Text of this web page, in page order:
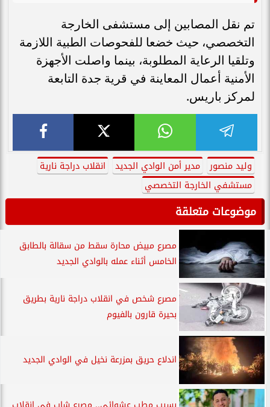
تم نقل المصابين إلى مستشفى الخارجة
التخصصي، حيث خضعا للفحوصات الطبية اللازمة
وتلقيا الرعاية المطلوبة، بينما واصلت الأجهزة
الأمنية أعمال المعاينة في قرية جدة التابعة
لمركز باريس.
وليد منصور مدير أمن الوادي الجديد
انقلاب دراجة نارية
مستشفي الخارجة التخصصي
موضوعات متعلقة
مصرع مبيض محارة سقط من سقالة بالطابق
الخامس أثناء عمله بالوادي الجديد
مصرع شخص في انقلاب دراجة نارية بطريق
بحيرة قارون بالفيوم
اندلاع حريق بمزرعة نخيل في الوادي الجديد